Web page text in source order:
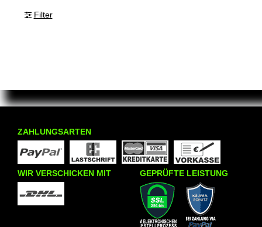
Filter
ZAHLUNGSARTEN
WIR VERSCHICKEN MIT GEPRÜFTE LEISTUNG